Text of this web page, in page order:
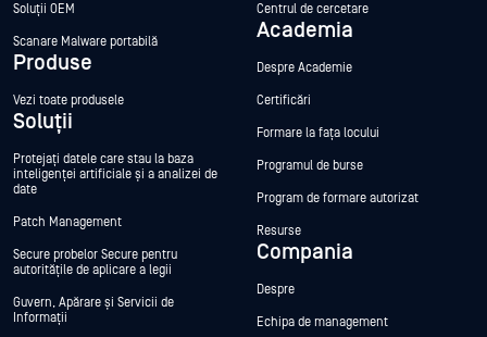
Soluții OEM
Scanare Malware portabilă
Produse
Vezi toate produsele
Soluții
Protejați datele care stau la baza
inteligenței artificiale și a analizei de
date
Patch Management
Secure probelor Secure pentru
autoritățile de aplicare a legii
Guvern, Apărare și Servicii de
Informații
Centrul de cercetare
Academia
Despre Academie
Certificări
Formare la fața locului
Programul de burse
Program de formare autorizat
Resurse
Compania
Despre
Echipa de management